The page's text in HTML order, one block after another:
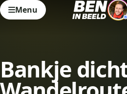
Menu
Bankje